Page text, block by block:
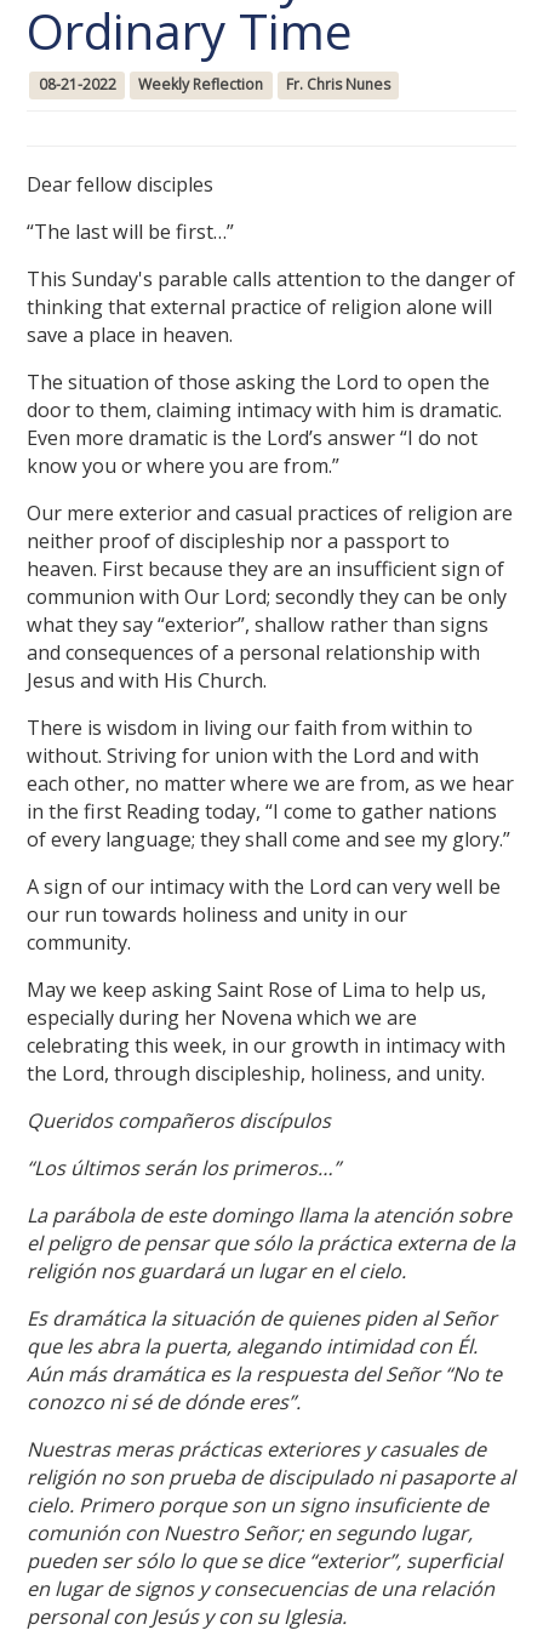
Ordinary Time
08-21-2022 Weekly Reflection Fr. Chris Nunes
Dear fellow disciples
“The last will be first…”
This Sunday's parable calls attention to the danger of
thinking that external practice of religion alone will
save a place in heaven.
The situation of those asking the Lord to open the
door to them, claiming intimacy with him is dramatic.
Even more dramatic is the Lord’s answer “I do not
know you or where you are from.”
Our mere exterior and casual practices of religion are
neither proof of discipleship nor a passport to
heaven. First because they are an insufficient sign of
communion with Our Lord; secondly they can be only
what they say “exterior”, shallow rather than signs
and consequences of a personal relationship with
Jesus and with His Church.
There is wisdom in living our faith from within to
without. Striving for union with the Lord and with
each other, no matter where we are from, as we hear
in the first Reading today, “I come to gather nations
of every language; they shall come and see my glory.”
A sign of our intimacy with the Lord can very well be
our run towards holiness and unity in our
community.
May we keep asking Saint Rose of Lima to help us,
especially during her Novena which we are
celebrating this week, in our growth in intimacy with
the Lord, through discipleship, holiness, and unity.
Queridos compañeros discípulos
“Los últimos serán los primeros…”
La parábola de este domingo llama la atención sobre
el peligro de pensar que sólo la práctica externa de la
religión nos guardará un lugar en el cielo.
Es dramática la situación de quienes piden al Señor
que les abra la puerta, alegando intimidad con Él.
Aún más dramática es la respuesta del Señor “No te
conozco ni sé de dónde eres”.
Nuestras meras prácticas exteriores y casuales de
religión no son prueba de discipulado ni pasaporte al
cielo. Primero porque son un signo insuficiente de
comunión con Nuestro Señor; en segundo lugar,
pueden ser sólo lo que se dice “exterior”, superficial
en lugar de signos y consecuencias de una relación
personal con Jesús y con su Iglesia.